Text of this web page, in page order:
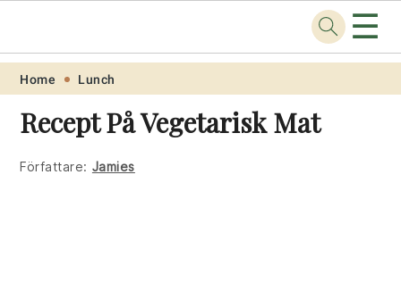
Skip
primary
navigation
Skip
main
content
Skip
primary
sidebar
Skip
footer
Recept.one ☰
Home Lunch
Recept På Vegetarisk Mat
Författare: Jamies